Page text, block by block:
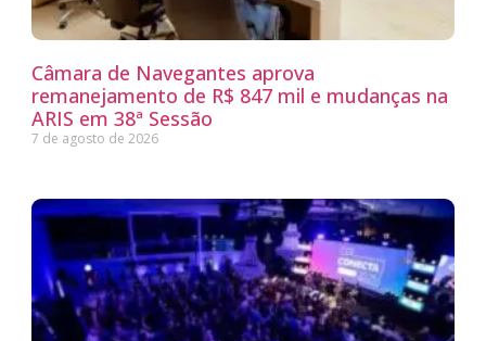
Câmara de Navegantes aprova
remanejamento de R$ 847 mil e mudanças na
ARIS em 38ª Sessão
7 de agosto de 2026